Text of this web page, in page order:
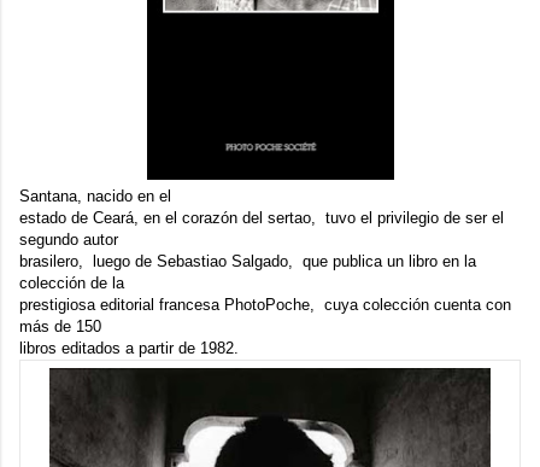
Santana, nacido en el
estado de Ceará, en el corazón del sertao, tuvo el privilegio de ser el
segundo autor
brasilero, luego de Sebastiao Salgado, que publica un libro en la
colección de la
prestigiosa editorial francesa PhotoPoche, cuya colección cuenta con
más de 150
libros editados a partir de 1982.